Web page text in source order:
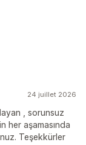
24 juillet 2026
, sorunsuz
her aşamasında
Teşekkürler